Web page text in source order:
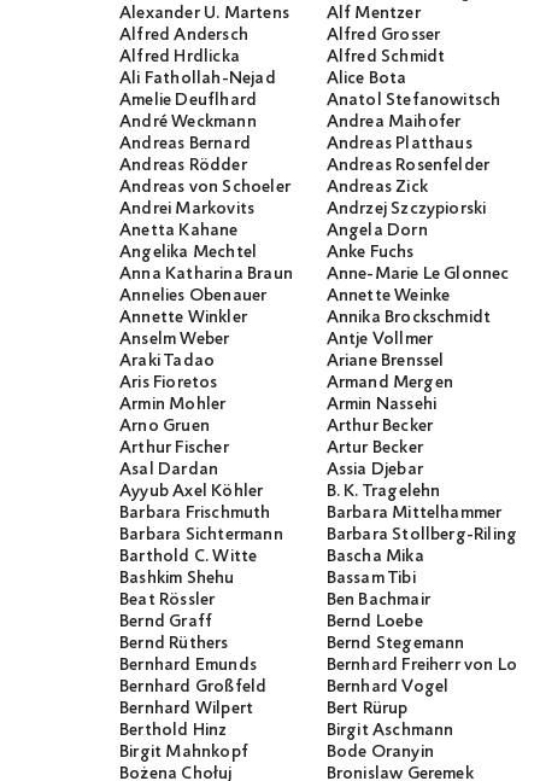
Alexander U. Martens
Alf Mentzer
Alfred Andersch
Alfred Grosser
Alfred Hrdlicka
Alfred Schmidt
Ali Fathollah-Nejad
Alice Bota
Amelie Deuflhard
Anatol Stefanowitsch
André Weckmann
Andrea Maihofer
Andreas Bernard
Andreas Platthaus
Andreas Rödder
Andreas Rosenfelder
Andreas von Schoeler
Andreas Zick
Andrei Markovits
Andrzej Szczypiorski
Anetta Kahane
Angela Dorn
Angelika Mechtel
Anke Fuchs
Anna Katharina Braun
Anne-Marie Le Glonnec
Annelies Obenauer
Annette Weinke
Annette Winkler
Annika Brockschmidt
Anselm Weber
Antje Vollmer
Araki Tadao
Ariane Brenssel
Aris Fioretos
Armand Mergen
Armin Mohler
Armin Nassehi
Arno Gruen
Arthur Becker
Arthur Fischer
Artur Becker
Asal Dardan
Assia Djebar
Ayyub Axel Köhler
B. K. Tragelehn
Barbara Frischmuth
Barbara Mittelhammer
Barbara Sichtermann
Barbara Stollberg-Rilinger
Barthold C. Witte
Bascha Mika
Bashkim Shehu
Bassam Tibi
Beat Rössler
Ben Bachmair
Bernd Graff
Bernd Loebe
Bernd Rüthers
Bernd Stegemann
Bernhard Emunds
Bernhard Freiherr von
Bernhard Großfeld
Bernhard Vogel
Bernhard Wilpert
Bert Rürup
Berthold Hinz
Birgit Aschmann
Birgit Mahnkopf
Bode Oranyin
Bożena Chołuj
Bronislaw Geremek